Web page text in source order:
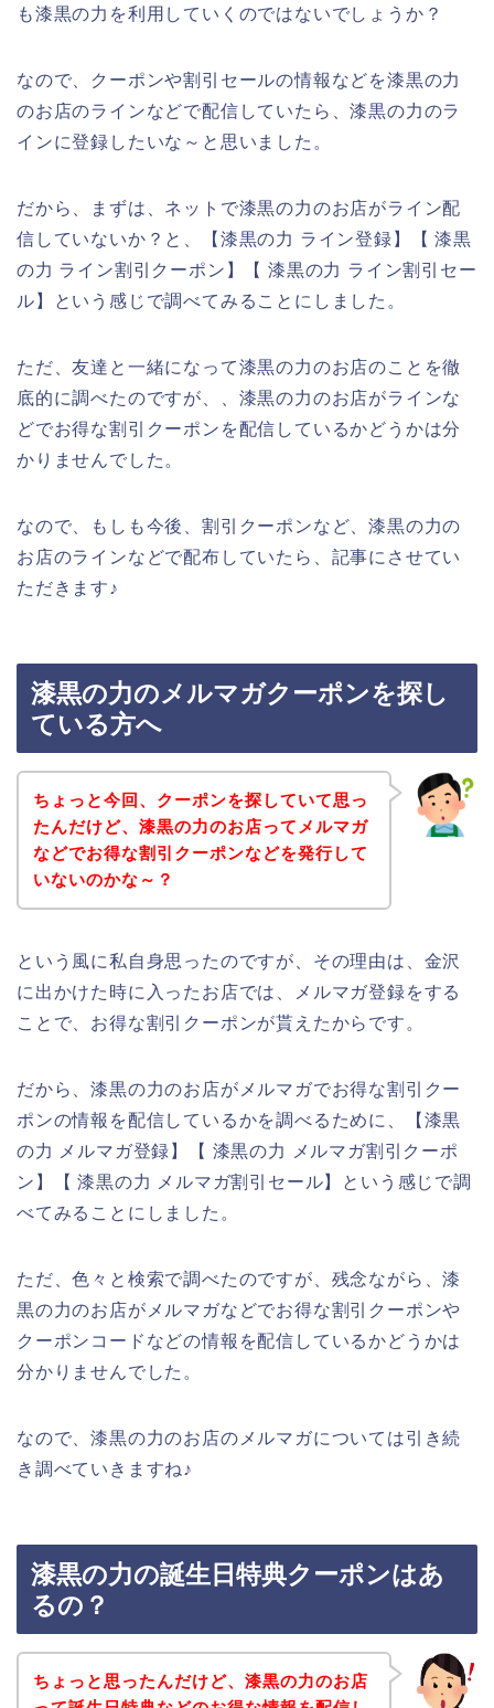
も漆黒の力を利用していくのではないでしょうか？
なので、クーポンや割引セールの情報などを漆黒の力
のお店のラインなどで配信していたら、漆黒の力のラ
インに登録したいな～と思いました。
だから、まずは、ネットで漆黒の力のお店がライン配
信していないか？と、【漆黒の力 ライン登録】【 漆黒
の力 ライン割引クーポン】【 漆黒の力 ライン割引セー
ル】という感じで調べてみることにしました。
ただ、友達と一緒になって漆黒の力のお店のことを徹
底的に調べたのですが、、漆黒の力のお店がラインな
どでお得な割引クーポンを配信しているかどうかは分
かりませんでした。
なので、もしも今後、割引クーポンなど、漆黒の力の
お店のラインなどで配布していたら、記事にさせてい
ただきます♪
漆黒の力のメルマガクーポンを探し
ている方へ
ちょっと今回、クーポンを探していて思っ
たんだけど、漆黒の力のお店ってメルマガ
などでお得な割引クーポンなどを発行して
いないのかな～？
という風に私自身思ったのですが、その理由は、金沢
に出かけた時に入ったお店では、メルマガ登録をする
ことで、お得な割引クーポンが貰えたからです。
だから、漆黒の力のお店がメルマガでお得な割引クー
ポンの情報を配信しているかを調べるために、【漆黒
の力 メルマガ登録】【 漆黒の力 メルマガ割引クーポ
ン】【 漆黒の力 メルマガ割引セール】という感じで調
べてみることにしました。
ただ、色々と検索で調べたのですが、残念ながら、漆
黒の力のお店がメルマガなどでお得な割引クーポンや
クーポンコードなどの情報を配信しているかどうかは
分かりませんでした。
なので、漆黒の力のお店のメルマガについては引き続
き調べていきますね♪
漆黒の力の誕生日特典クーポンはあ
るの？
ちょっと思ったんだけど、漆黒の力のお店